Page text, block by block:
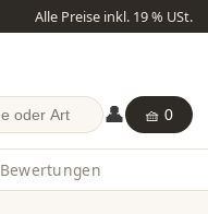
Alle Preise inkl. 19 % USt.
👤 🧺 0
Bewertungen